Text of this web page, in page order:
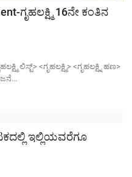
ಗೃಹಲಕ್ಷ್ಮಿ 16ನೇ ಕಂತಿನ
ಲಿಸ್ಟ್> <ಗೃಹಲಕ್ಷ್ಮಿ> <ಗೃಹಲಕ್ಷ್ನಿ ಹಣ>
ಇಲ್ಲಿಯವರೆಗೂ